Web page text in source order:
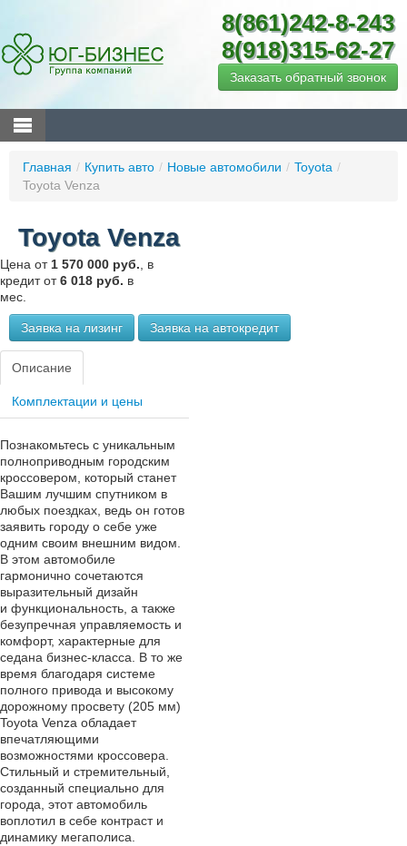
8(861)242-8-243
8(918)315-62-27
Заказать обратный звонок
Главная / Купить авто / Новые автомобили / Toyota /
Toyota Venza
Toyota Venza
Цена от1 570 000 руб., в
кредит от6 018 руб. в
мес.
Заявка на лизинг Заявка на автокредит
Описание
Комплектации и цены
Познакомьтесь с уникальным
полноприводным городским
кроссовером, который станет
Вашим лучшим спутником в
любых поездках, ведь он готов
заявить городу о себе уже
одним своим внешним видом.
В этом автомобиле
гармонично сочетаются
выразительный дизайн
и функциональность, а также
безупречная управляемость и
комфорт, характерные для
седана бизнес-класса. В то же
время благодаря системе
полного привода и высокому
дорожному просвету (205 мм)
Toyota Venza обладает
впечатляющими
возможностями кроссовера.
Стильный и стремительный,
созданный специально для
города, этот автомобиль
воплотил в себе контраст и
динамику мегаполиса.